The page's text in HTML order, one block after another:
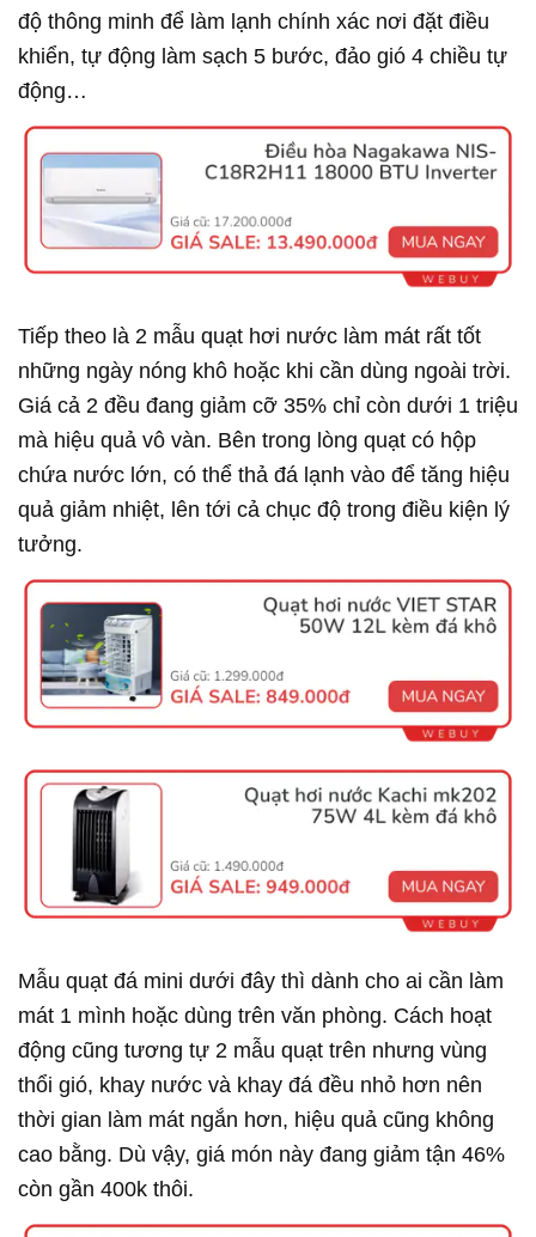
độ thông minh để làm lạnh chính xác nơi đặt điều
khiển, tự động làm sạch 5 bước, đảo gió 4 chiều tự
động…
Tiếp theo là 2 mẫu quạt hơi nước làm mát rất tốt
những ngày nóng khô hoặc khi cần dùng ngoài trời.
Giá cả 2 đều đang giảm cỡ 35% chỉ còn dưới 1 triệu
mà hiệu quả vô vàn. Bên trong lòng quạt có hộp
chứa nước lớn, có thể thả đá lạnh vào để tăng hiệu
quả giảm nhiệt, lên tới cả chục độ trong điều kiện lý
tưởng.
Mẫu quạt đá mini dưới đây thì dành cho ai cần làm
mát 1 mình hoặc dùng trên văn phòng. Cách hoạt
động cũng tương tự 2 mẫu quạt trên nhưng vùng
thổi gió, khay nước và khay đá đều nhỏ hơn nên
thời gian làm mát ngắn hơn, hiệu quả cũng không
cao bằng. Dù vậy, giá món này đang giảm tận 46%
còn gần 400k thôi.